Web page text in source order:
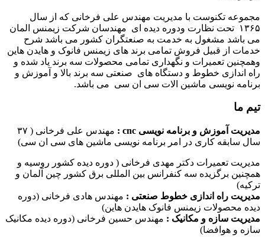
مجموعه تکنوست با مدیریت مهندس علی فرخانی که از سال
۱۳۶۵ تحت نظارت ودوره دیده ای مهندسان شرکت زیمنس المان
می باشد مشغول به خدمت به صنعتگران کشور می باشد شرح
خدمات از قبیل فروش تمامی برند های زیمنس فانوک و هایدن هاین
وهمچنین تعمیرات و نگهداری تمامی محصولات سه برند یاد شده و
راه اندازی خطوط و دستگاه های صنعتی سه برند بالا و آموزش و
برنامه نویسی ماشین الات سی ان سی می باشد.
تیم ما
مدیریت آموزش و برنامه نویسی cnc :
مهندس علی فرخانی ( ۳۷
سال سابقه کاری در امر برنامه نویسی ماشین های سی ان سی)
مدیریت تعمیرات دکتر مهدی فرخانی ( دوره دیده کشور روسیه و
همچنین برگزیده سه کنفرانس بین المللی برق کشور چین آلمان و
ترکیه)
مدیریت راه اندازی خطوط صنعتی : مهندس هادی فرخانی (دوره
دیده محصولات زیمنس فانوک هایدن هاین)
مدیریت سازه و مکانیک : مهندس حسین فرخانی (دوره دیده مکانیک
سازه و هوافضا)